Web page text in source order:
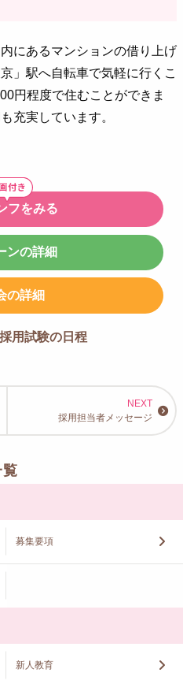
にあるマンションの借り上げ
」駅へ自転車で気軽に行くこ
円程度で住むことができま
充実しています。
フをみる
ンの詳細
の詳細
採用試験の日程
採用担当者メッセージ
募集要項
新人教育